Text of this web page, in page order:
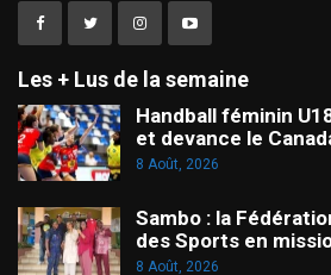
Les + Lus de la semaine
Handball féminin
et devance le
8 Août, 2026
Sambo : la
des Sports en
8 Août, 2026